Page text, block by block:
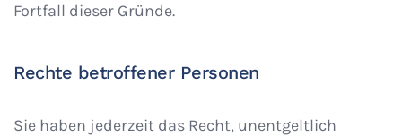
Fortfall dieser Gründe.
Rechte betroffener Personen
Sie haben jederzeit das Recht, unentgeltlich